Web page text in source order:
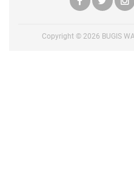
Copyright © 2026 BUGIS